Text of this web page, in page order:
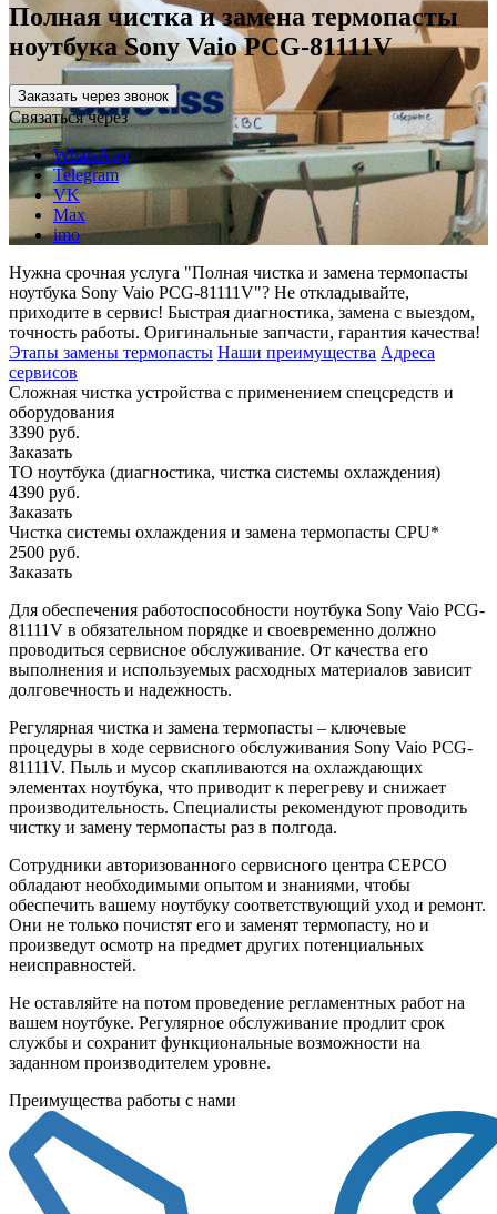
Полная чистка и замена термопасты
ноутбука Sony Vaio PCG-81111V
Заказать через звонок
Связаться через
WhatsApp
Telegram
VK
Max
imo
Нужна срочная услуга "Полная чистка и замена термопасты
ноутбука Sony Vaio PCG-81111V"? Не откладывайте,
приходите в сервис! Быстрая диагностика, замена с выездом,
точность работы. Оригинальные запчасти, гарантия качества!
Этапы замены термопасты Наши преимущества Адреса
сервисов
Сложная чистка устройства с применением спецсредств и
оборудования
3390 руб.
Заказать
ТО ноутбука (диагностика, чистка системы охлаждения)
4390 руб.
Заказать
Чистка системы охлаждения и замена термопасты CPU*
2500 руб.
Заказать
Для обеспечения работоспособности ноутбука Sony Vaio PCG-
81111V в обязательном порядке и своевременно должно
проводиться сервисное обслуживание. От качества его
выполнения и используемых расходных материалов зависит
долговечность и надежность.
Регулярная чистка и замена термопасты – ключевые
процедуры в ходе сервисного обслуживания Sony Vaio PCG-
81111V. Пыль и мусор скапливаются на охлаждающих
элементах ноутбука, что приводит к перегреву и снижает
производительность. Специалисты рекомендуют проводить
чистку и замену термопасты раз в полгода.
Сотрудники авторизованного сервисного центра СЕРСО
обладают необходимыми опытом и знаниями, чтобы
обеспечить вашему ноутбуку соответствующий уход и ремонт.
Они не только почистят его и заменят термопасту, но и
произведут осмотр на предмет других потенциальных
неисправностей.
Не оставляйте на потом проведение регламентных работ на
вашем ноутбуке. Регулярное обслуживание продлит срок
службы и сохранит функциональные возможности на
заданном производителем уровне.
Преимущества работы с нами